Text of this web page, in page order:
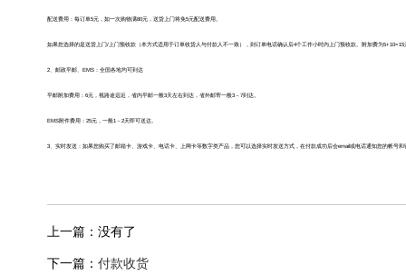
配送费用：每订单5元，如一次购物满80元，送货上门将免5元配送费用。
如果您选择的是送货上门/上门预收款（本方式适用于订单收货人与付款人不一致），则订单电话确认后4个工作小时内上门预收款。附加费为5+10=15
2、邮政平邮、EMS：全国各地均可到达
平邮附加费用：6元，视路途远近，省内平邮一般3天左右到达，省外邮寄一般3－7到达。
EMS附件费用：25元，一般1－2天即可送达。
3、实时发送：如果您购买了邮箱卡、游戏卡、电话卡、上网卡等数字类产品，您可以选择实时发送方式，在付款成功后会email或电话通知您的帐号和
上一篇：没有了
下一篇： 付款收货